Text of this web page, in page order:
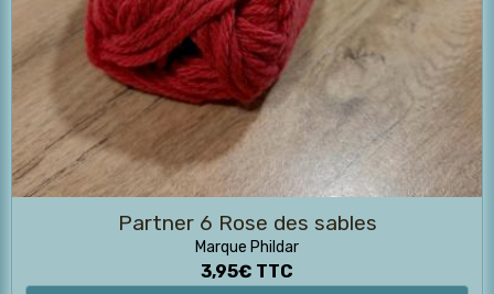
Partner 6 Rose des sables
Marque Phildar
3,95€ TTC